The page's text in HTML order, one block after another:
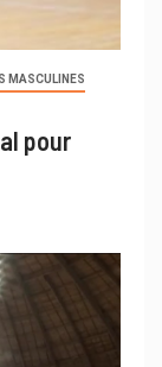
MASCULINES
pour